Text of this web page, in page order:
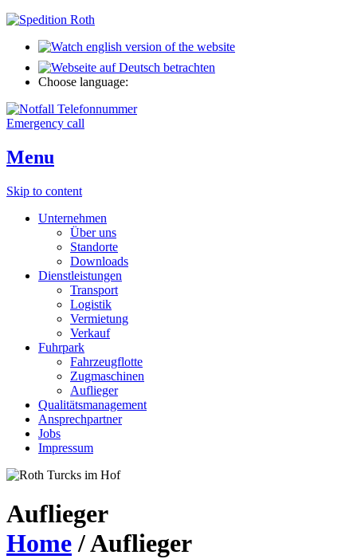
Choose language:
Emergency call
Menu
Skip to content
Unternehmen
Über uns
Standorte
Downloads
Dienstleistungen
Transport
Logistik
Vermietung
Verkauf
Fuhrpark
Fahrzeugflotte
Zugmaschinen
Auflieger
Qualitätsmanagement
Ansprechpartner
Jobs
Impressum
Auflieger
Home/Auflieger